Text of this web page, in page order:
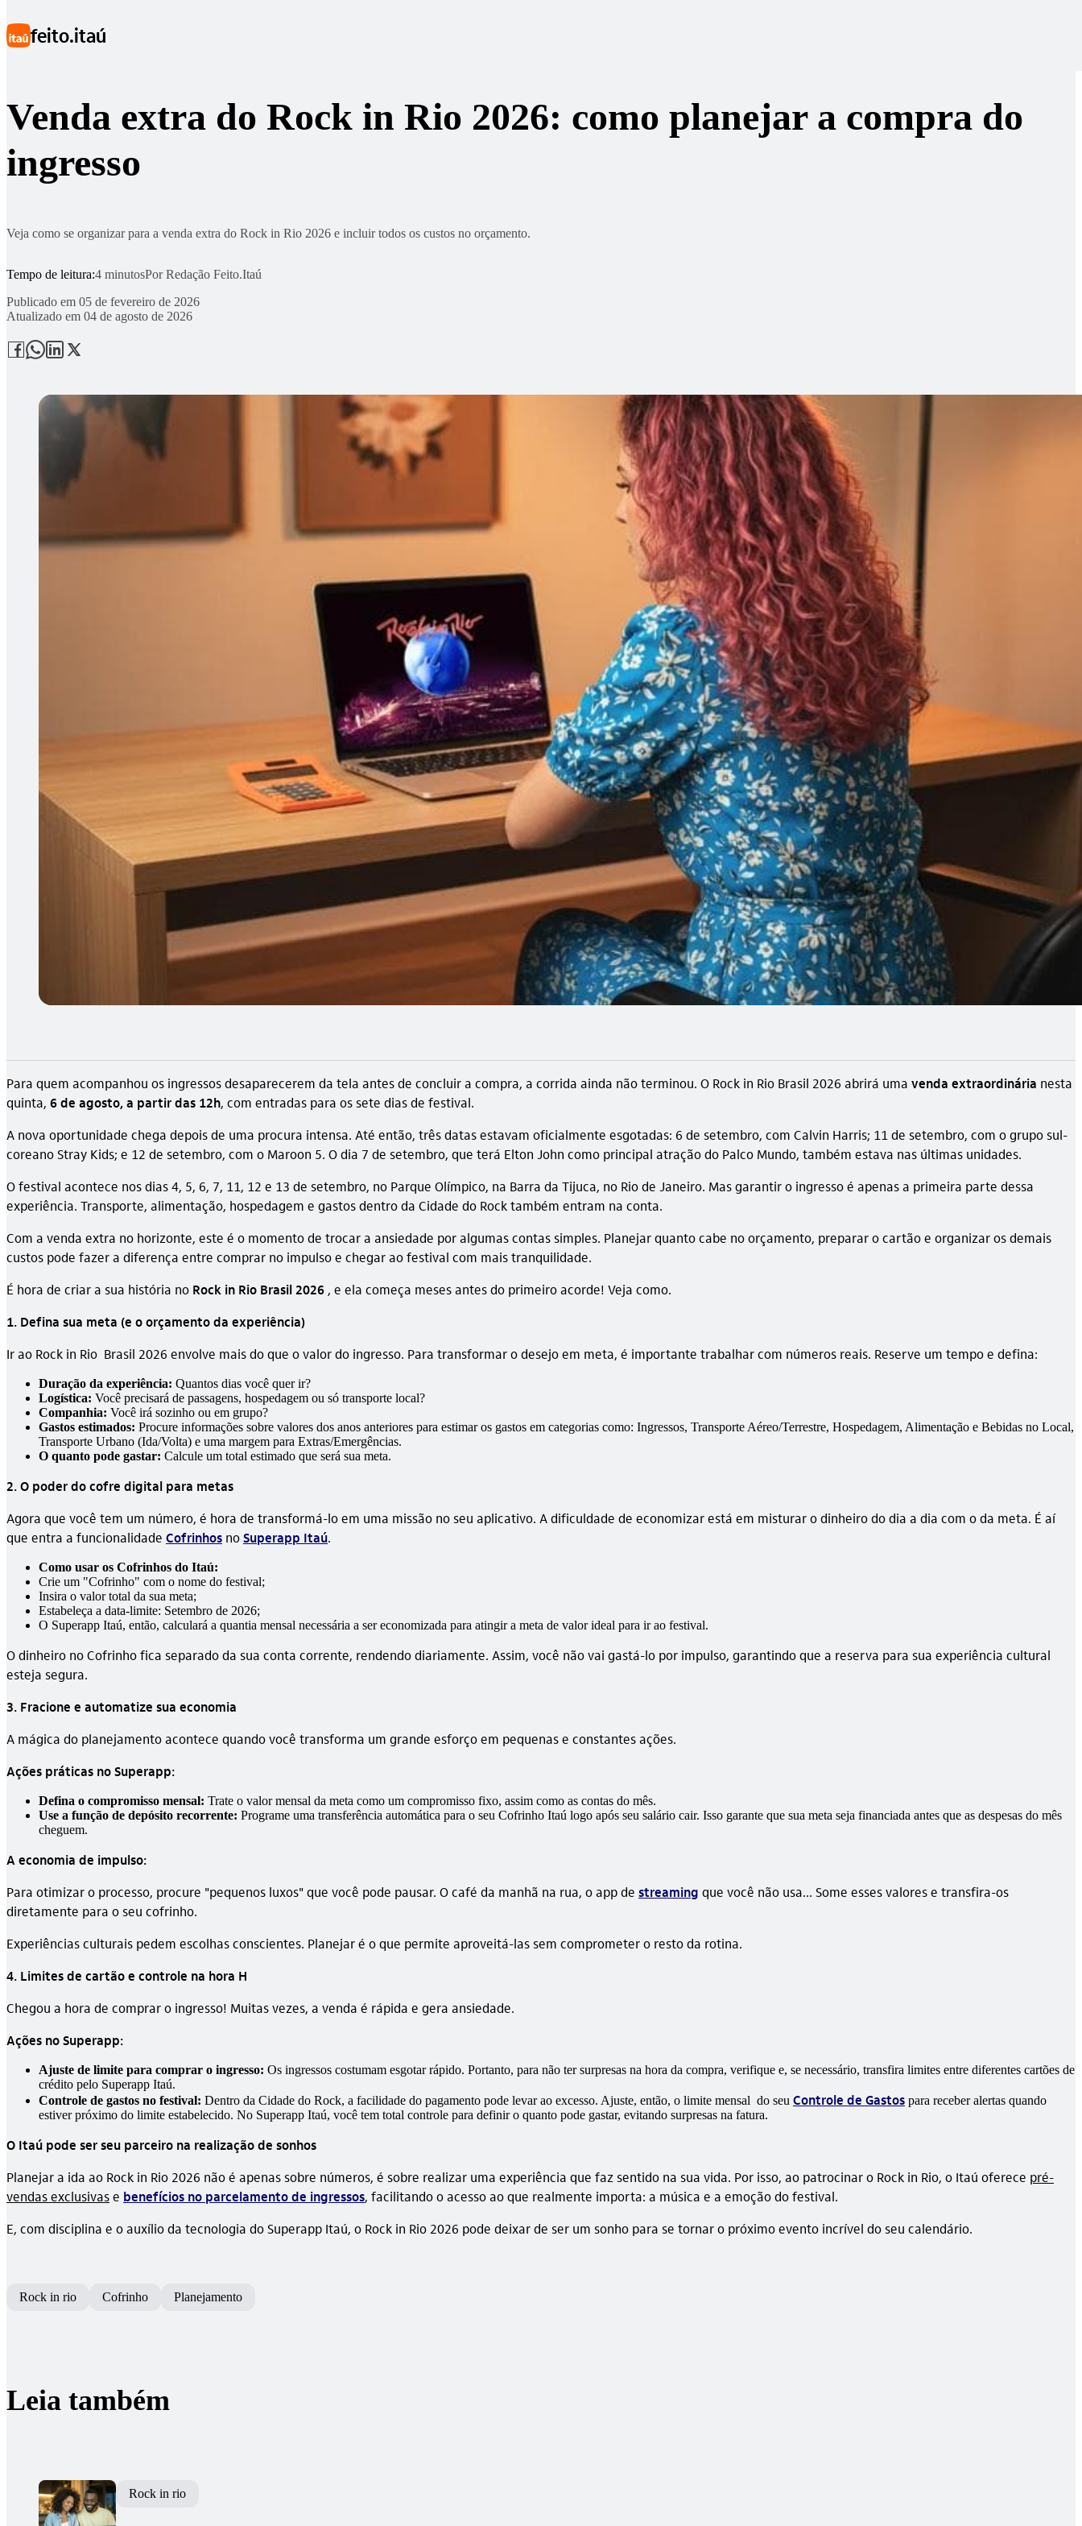
feito.itaú
Rock in Rio 2026
Venda extra do Rock in Rio 2026: como planejar a compra do
ingresso
Veja como se organizar para a venda extra do Rock in Rio 2026 e incluir todos os custos no orçamento.
Tempo de leitura:4 minutosPorRedação Feito.Itaú
Publicado em 05 de fevereiro de 2026
Atualizado em 04 de agosto de 2026
Para quem acompanhou os ingressos desaparecerem da tela antes de concluir a compra, a corrida ainda não terminou. O Rock in Rio Brasil 2026 abrirá uma venda extraordinária nesta
quinta, 6 de agosto, a partir das 12h, com entradas para os sete dias de festival.
A nova oportunidade chega depois de uma procura intensa. Até então, três datas estavam oficialmente esgotadas: 6 de setembro, com Calvin Harris; 11 de setembro, com o grupo sul-
coreano Stray Kids; e 12 de setembro, com o Maroon 5. O dia 7 de setembro, que terá Elton John como principal atração do Palco Mundo, também estava nas últimas unidades.
O festival acontece nos dias 4, 5, 6, 7, 11, 12 e 13 de setembro, no Parque Olímpico, na Barra da Tijuca, no Rio de Janeiro. Mas garantir o ingresso é apenas a primeira parte dessa
experiência. Transporte, alimentação, hospedagem e gastos dentro da Cidade do Rock também entram na conta.
Com a venda extra no horizonte, este é o momento de trocar a ansiedade por algumas contas simples. Planejar quanto cabe no orçamento, preparar o cartão e organizar os demais
custos pode fazer a diferença entre comprar no impulso e chegar ao festival com mais tranquilidade.
É hora de criar a sua história no Rock in Rio Brasil 2026 , e ela começa meses antes do primeiro acorde! Veja como.
1. Defina sua meta (e o orçamento da experiência)
Ir ao Rock in Rio Brasil 2026 envolve mais do que o valor do ingresso. Para transformar o desejo em meta, é importante trabalhar com números reais. Reserve um tempo e defina:
Duração da experiência: Quantos dias você quer ir?
Logística: Você precisará de passagens, hospedagem ou só transporte local?
Companhia: Você irá sozinho ou em grupo?
Gastos estimados: Procure informações sobre valores dos anos anteriores para estimar os gastos em categorias como: Ingressos, Transporte Aéreo/Terrestre, Hospedagem, Alimentação e Bebidas no Local,
Transporte Urbano (Ida/Volta) e uma margem para Extras/Emergências.
O quanto pode gastar: Calcule um total estimado que será sua meta.
2. O poder do cofre digital para metas
Agora que você tem um número, é hora de transformá-lo em uma missão no seu aplicativo. A dificuldade de economizar está em misturar o dinheiro do dia a dia com o da meta. É aí
que entra a funcionalidade Cofrinhos noSuperapp Itaú.
Como usar os Cofrinhos do Itaú:
Crie um "Cofrinho" com o nome do festival;
Insira o valor total da sua meta;
Estabeleça a data-limite: Setembro de 2026;
O Superapp Itaú, então, calculará a quantia mensal necessária a ser economizada para atingir a meta de valor ideal para ir ao festival.
O dinheiro no Cofrinho fica separado da sua conta corrente, rendendo diariamente. Assim, você não vai gastá-lo por impulso, garantindo que a reserva para sua experiência cultural
esteja segura.
3. Fracione e automatize sua economia
A mágica do planejamento acontece quando você transforma um grande esforço em pequenas e constantes ações.
Ações práticas no Superapp:
Defina o compromisso mensal: Trate o valor mensal da meta como um compromisso fixo, assim como as contas do mês.
Use a função de depósito recorrente: Programe uma transferência automática para o seu Cofrinho Itaú logo após seu salário cair. Isso garante que sua meta seja financiada antes que as despesas do mês
cheguem.
A economia de impulso:
Para otimizar o processo, procure "pequenos luxos" que você pode pausar. O café da manhã na rua, o app de streaming que você não usa... Some esses valores e transfira-os
diretamente para o seu cofrinho.
Experiências culturais pedem escolhas conscientes. Planejar é o que permite aproveitá-las sem comprometer o resto da rotina.
4. Limites de cartão e controle na hora H
Chegou a hora de comprar o ingresso! Muitas vezes, a venda é rápida e gera ansiedade.
Ações no Superapp:
Ajuste de limite para comprar o ingresso: Os ingressos costumam esgotar rápido. Portanto, para não ter surpresas na hora da compra, verifique e, se necessário, transfira limites entre diferentes cartões de
crédito pelo Superapp Itaú.
Controle de gastos no festival: Dentro da Cidade do Rock, a facilidade do pagamento pode levar ao excesso. Ajuste, então, o limite mensal do seu Controle de Gastos para receber alertas quando
estiver próximo do limite estabelecido. No Superapp Itaú, você tem total controle para definir o quanto pode gastar, evitando surpresas na fatura.
O Itaú pode ser seu parceiro na realização de sonhos
Planejar a ida ao Rock in Rio 2026 não é apenas sobre números, é sobre realizar uma experiência que faz sentido na sua vida. Por isso, ao patrocinar o Rock in Rio, o Itaú oferece pré-
vendas exclusivase benefícios no parcelamento de ingressos, facilitando o acesso ao que realmente importa: a música e a emoção do festival.
E, com disciplina e o auxílio da tecnologia do Superapp Itaú, o Rock in Rio 2026 pode deixar de ser um sonho para se tornar o próximo evento incrível do seu calendário.
Rock in rio Cofrinho Planejamento
Leia também
Rock in rio